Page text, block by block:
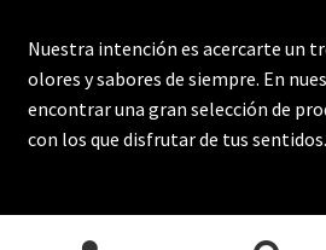
Nuestra intención es acercarte un
olores y sabores de siempre. En
encontrar una gran selección de
con los que disfrutar de tus sentidos.